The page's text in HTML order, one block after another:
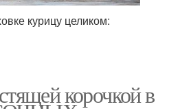
курицу целиком:
корочкой в